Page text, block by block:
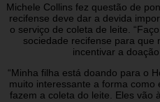
Michele Collins fez questão de
recifense deve dar a devida
o serviço de coleta de leite.
sociedade recifense para que
incentivar a
“Minha filha está doando para o
muito interessante a forma como
fazem a coleta do leite. Eles vão